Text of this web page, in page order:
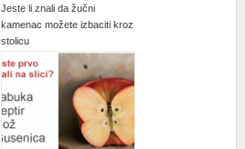
Jeste li znali da žučni
kamenac možete izbaciti kroz
stolicu